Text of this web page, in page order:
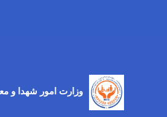
وزارت امور شهدا و